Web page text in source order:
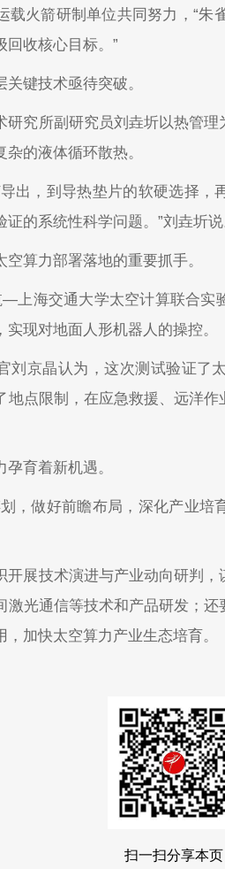
载火箭研制单位共同努力，“朱
回收核心目标。”
键技术亟待突破。
研究所副研究员刘垚圻以热管
的液体循环散热。
出，到导热垫片的软硬选择
的系统性科学问题。”刘垚圻说
算力部署落地的重要抓手。
上海交通大学太空计算联合实
现对地面人形机器人的操控。
刘京晶认为，这次测试验证了
地点限制，在应急救援、远洋
育着新机遇。
，做好前瞻布局，深化产业
开展技术演进与产业动向研判
激光通信等技术和产品研发；
加快太空算力产业生态培育。
扫一扫分享本页